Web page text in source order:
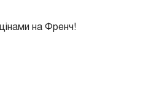
на Френч!